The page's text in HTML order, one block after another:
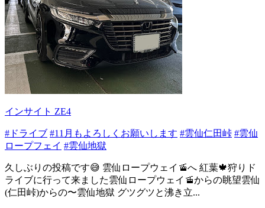
インサイト ZE4
#ドライブ #11月もよろしくお願いします #雲仙仁田峠 #雲仙
ロープフェイ #雲仙地獄
久しぶりの投稿です😅 雲仙ロープウェイ🚡へ 紅葉🍁狩りド
ライブに行って来ました雲仙ロープウェイ🚡からの眺望雲仙
(仁田峠)からの〜雲仙地獄 グツグツと沸き立...